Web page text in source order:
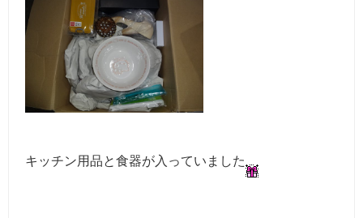
キッチン用品と食器が入っていました